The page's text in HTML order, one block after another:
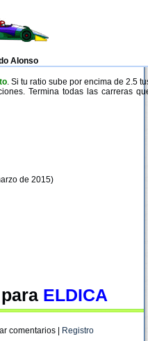
Alonso
. Si tu ratio sube por encima de 2.5
Termina todas las carreras
de 2015)
ELDICA
comentarios | Registro